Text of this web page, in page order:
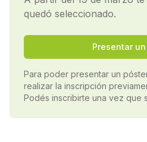
quedó seleccionado.
Presentar
Para poder presentar un
realizar la inscripción
Podés inscribirte una vez que